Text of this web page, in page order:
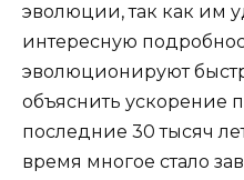
эволюции, так как им
интересную
эволюционируют
объяснить ускорение
последние 30 тысяч
время многое стало